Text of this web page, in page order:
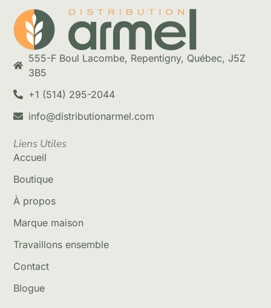
555-F Boul Lacombe, Repentigny, Québec, J5Z
3B5
+1 (514) 295-2044
info@distributionarmel.com
Liens Utiles
Accueil
Boutique
À propos
Marque maison
Travaillons ensemble
Contact
Blogue